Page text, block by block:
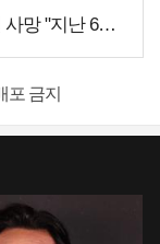
난 6월에도…"
금지